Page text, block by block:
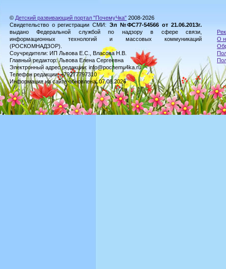
© Детский развивающий портал "ПочемуЧка" 2008-2026
Свидетельство о регистрации СМИ: Эл №ФС77-54566 от 21.06.2013г.
выдано Федеральной службой по надзору в сфере связи,
информационных технологий и массовых коммуникаций
(РОСКОМНАДЗОР).
Соучредители: ИП Львова Е.С., Власова Н.В.
Главный редактор: Львова Елена Сергеевна
Электронный адрес редакции: info@pochemu4ka.ru
Телефон редакции: +79277797310
Информация на сайте обновлена: 07.08.2026
О